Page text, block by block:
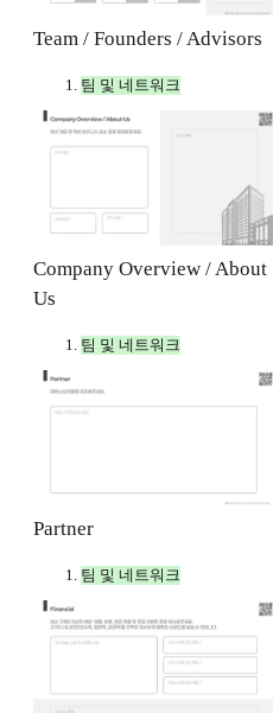
Team / Founders / Advisors
팀 및 네트워크
Company Overview / About
Us
팀 및 네트워크
Partner
팀 및 네트워크